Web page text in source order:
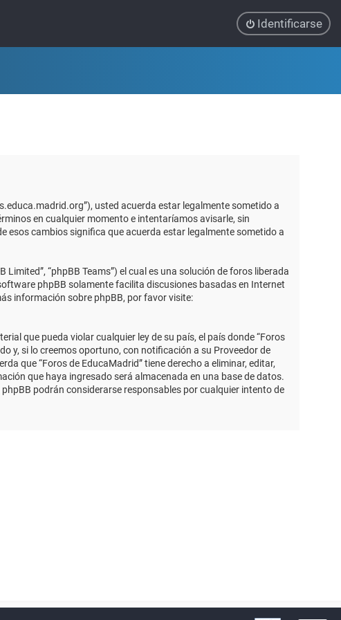
Identificarse
usted acuerda estar legalmente sometido a
en cualquier momento e intentaríamos avisarle, sin
esos cambios significa que acuerda estar legalmente sometido a
“phpBB Teams”) el cual es una solución de foros liberada
phpBB solamente facilita discusiones basadas en Internet
información sobre phpBB, por favor visite:
que pueda violar cualquier ley de su país, el país donde “Foros
y, si lo creemos oportuno, con notificación a su Proveedor de
que “Foros de EducaMadrid” tiene derecho a eliminar, editar,
que haya ingresado será almacenada en una base de datos.
podrán considerarse responsables por cualquier intento de